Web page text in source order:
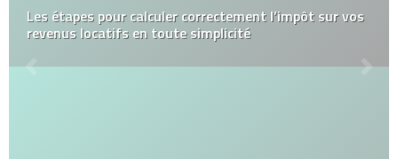
Les étapes pour calculer correctement l’impôt sur vos
revenus locatifs en toute simplicité